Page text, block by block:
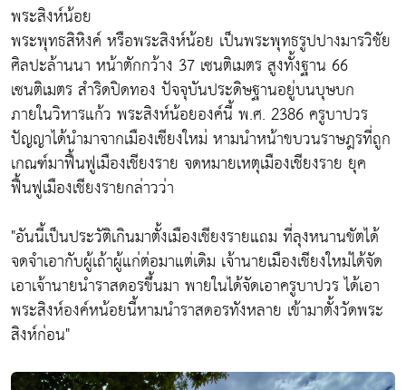
พระสิงห์น้อย
พระพุทธสิหิงค์ หรือพระสิงห์น้อย เป็นพระพุทธรูปปางมารวิชัย
ศิลปะล้านนา หน้าตักกว้าง 37 เซนติเมตร สูงทั้งฐาน 66
เซนติเมตร สำริดปิดทอง ปัจจุบันประดิษฐานอยู่บนบุษบก
ภายในวิหารแก้ว พระสิงห์น้อยองค์นี้ พ.ศ. 2386 ครูบาปวร
ปัญญาได้นำมาจากเมืองเชียงใหม่ หามนำหน้าขบวนราษฎรที่ถูก
เกณฑ์มาฟื้นฟูเมืองเชียงราย จดหมายเหตุเมืองเชียงราย ยุค
ฟื้นฟูเมืองเชียงรายกล่าวว่า
"อันนี้เป็นประวัติเกินมาตั้งเมืองเชียงรายแถม ที่ลุงหนานขัตได้
จดจำเอากับผู้เถ้าผู้แก่ต่อมาแต่เดิม เจ้านายเมืองเชียงใหม่ได้จัด
เอาเจ้านายนำราสดอรขึ้นมา พายในได้จัดเอาครูบาปวร ได้เอา
พระสิงห์องค์หน้อยนี้หามนำราสดอรทังหลาย เข้ามาตั้งวัดพระ
สิงห์ก่อน"